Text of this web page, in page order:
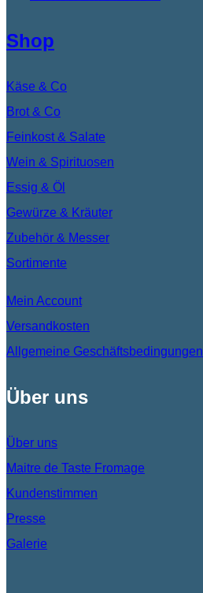
Shop
Käse & Co
Brot & Co
Feinkost & Salate
Wein & Spirituosen
Essig & Öl
Gewürze & Kräuter
Zubehör & Messer
Sortimente
Mein Account
Versandkosten
Allgemeine Geschäftsbedingungen
Über uns
Über uns
Maitre de Taste Fromage
Kundenstimmen
Presse
Galerie